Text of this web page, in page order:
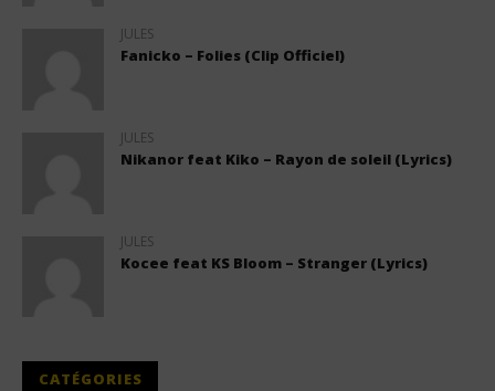
JULES
Fanicko – Folies (Clip Officiel)
JULES
Nikanor feat Kiko – Rayon de soleil (Lyrics)
JULES
Kocee feat KS Bloom – Stranger (Lyrics)
CATÉGORIES